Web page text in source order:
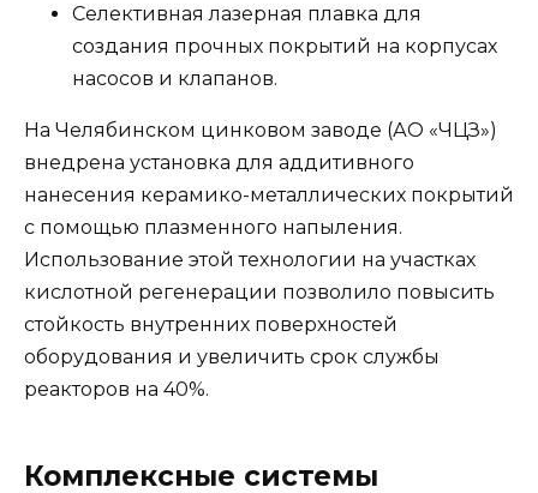
Селективная лазерная плавка для
создания прочных покрытий на корпусах
насосов и клапанов.
На Челябинском цинковом заводе (АО «ЧЦЗ»)
внедрена установка для аддитивного
нанесения керамико-металлических покрытий
с помощью плазменного напыления.
Использование этой технологии на участках
кислотной регенерации позволило повысить
стойкость внутренних поверхностей
оборудования и увеличить срок службы
реакторов на 40%.
Комплексные системы